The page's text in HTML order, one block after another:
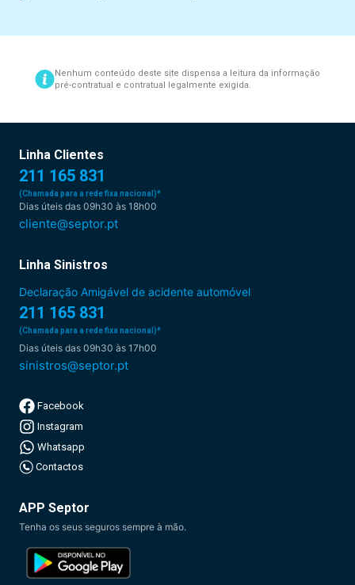
Nenhum conteúdo deste site dispensa a leitura da informação
pré-contratual e contratual legalmente exigida.
Linha Clientes
211 165 831
(Chamada para a rede fixa nacional)*
Dias úteis das 09h30 às 18h00
cliente@septor.pt
Linha Sinistros
Declaração Amigável de acidente automóvel
211 165 831
(Chamada para a rede fixa nacional)*
Dias úteis das 09h30 às 17h00
sinistros@septor.pt
Facebook
Instagram
Whatsapp
Contactos
APP Septor
Tenha os seus seguros sempre à mão.